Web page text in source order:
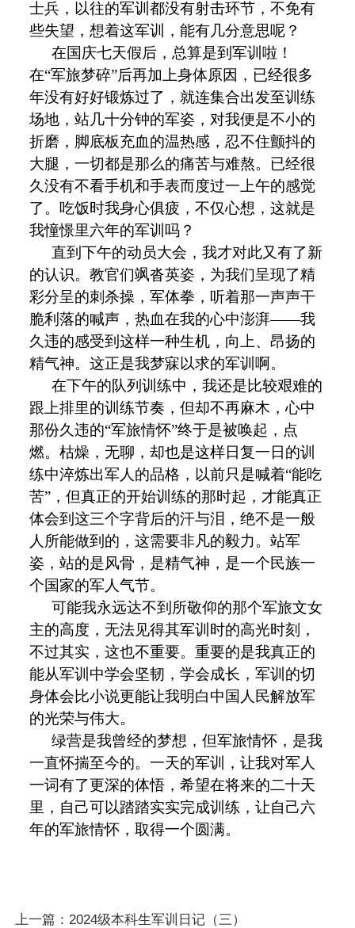
士兵，以往的军训都没有射击环节，不免有
些失望，想着这军训，能有几分意思呢？
在国庆七天假后，总算是到军训啦！
在“军旅梦碎”后再加上身体原因，已经很多
年没有好好锻炼过了，就连集合出发至训练
场地，站几十分钟的军姿，对我便是不小的
折磨，脚底板充血的温热感，忍不住颤抖的
大腿，一切都是那么的痛苦与难熬。已经很
久没有不看手机和手表而度过一上午的感觉
了。吃饭时我身心俱疲，不仅心想，这就是
我憧憬里六年的军训吗？
直到下午的动员大会，我才对此又有了新
的认识。教官们飒沓英姿，为我们呈现了精
彩分呈的刺杀操，军体拳，听着那一声声干
脆利落的喊声，热血在我的心中澎湃——我
久违的感受到这样一种生机，向上、昂扬的
精气神。这正是我梦寐以求的军训啊。
在下午的队列训练中，我还是比较艰难的
跟上排里的训练节奏，但却不再麻木，心中
那份久违的“军旅情怀”终于是被唤起，点
燃。枯燥，无聊，却也是这样日复一日的训
练中淬炼出军人的品格，以前只是喊着“能吃
苦”，但真正的开始训练的那时起，才能真正
体会到这三个字背后的汗与泪，绝不是一般
人所能做到的，这需要非凡的毅力。站军
姿，站的是风骨，是精气神，是一个民族一
个国家的军人气节。
可能我永远达不到所敬仰的那个军旅文女
主的高度，无法见得其军训时的高光时刻，
不过其实，这也不重要。重要的是我真正的
能从军训中学会坚韧，学会成长，军训的切
身体会比小说更能让我明白中国人民解放军
的光荣与伟大。
绿营是我曾经的梦想，但军旅情怀，是我
一直怀揣至今的。一天的军训，让我对军人
一词有了更深的体悟，希望在将来的二十天
里，自己可以踏踏实实完成训练，让自己六
年的军旅情怀，取得一个圆满。
上一篇：2024级本科生军训日记（三）